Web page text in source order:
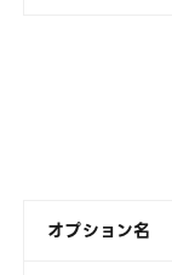
オプション名